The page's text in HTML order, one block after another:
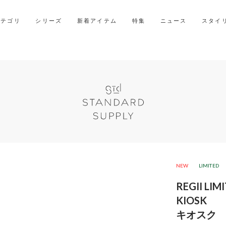
ゴリ シリーズ 新着アイテム 特集 ニュース スタイ
NEW LIMITED
REGII
KIOSK
キオスク